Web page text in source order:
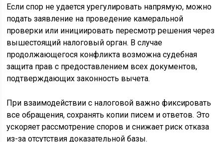
Если спор не удается урегулировать напрямую, можно
подать заявление на проведение камеральной
проверки или инициировать пересмотр решения через
вышестоящий налоговый орган. В случае
продолжающегося конфликта возможна судебная
защита прав с предоставлением всех документов,
подтверждающих законность вычета.
При взаимодействии с налоговой важно фиксировать
все обращения, сохранять копии писем и ответов. Это
ускоряет рассмотрение споров и снижает риск отказа
из-за отсутствия доказательной базы.